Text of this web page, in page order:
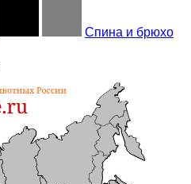
Спина и брюхо